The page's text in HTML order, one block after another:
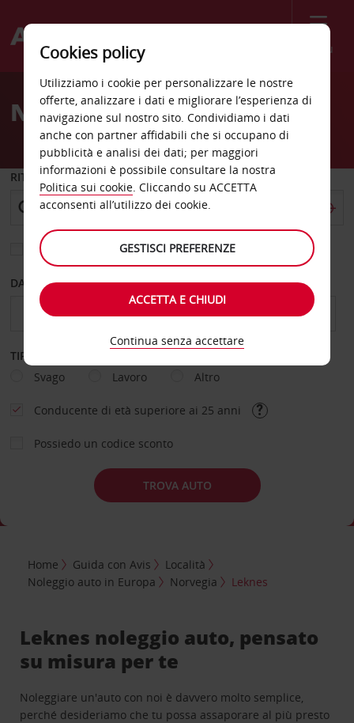
Menù
Welcome
AvisNoleggio auto Leknes
RITIRO DA
Scegli una località di riconsegna diversa
DAL GIORNO AL GIORNO
TIPOLOGIA DI NOLEGGIO
Svago
Lavoro Altro
Conducente di età superiore ai 25 anni
Possiedo un codice sconto
TROVA AUTO
Home Guida con Avis
Località
Noleggio auto in Europa
Norvegia Leknes
Leknes noleggio auto, pensato
su misura per te
Noleggiare un'auto con noi è davvero molto semplice,
perché desideriamo che tu possa assaporare al più presto
Cookies policy
Utilizziamo i cookie per personalizzare le nostre
offerte, analizzare i dati e migliorare l’esperienza di
navigazione sul nostro sito. Condividiamo i dati
anche con partner affidabili che si occupano di
pubblicità e analisi dei dati; per maggiori
informazioni è possibile consultare la nostra
Politica sui cookie. Cliccando su ACCETTA
acconsenti all’utilizzo dei cookie.
GESTISCI PREFERENZE
ACCETTA E CHIUDI
Continua senza accettare